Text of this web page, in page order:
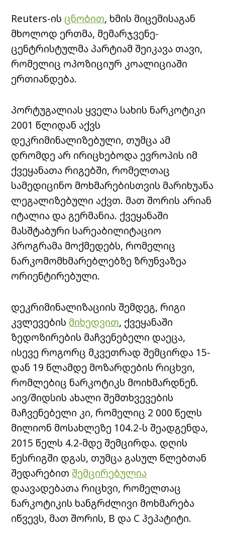
Reuters-ის ცნობით, ხმის მიცემისაგან
მხოლოდ ერთმა, მემარჯვენე-
ცენტრისტულმა პარტიამ შეიკავა თავი,
რომელიც ოპოზიციურ კოალიციაში
ერთიანდება.
პორტუგალიას ყველა სახის ნარკოტიკი
2001 წლიდან აქვს
დეკრიმინალიზებული, თუმცა ამ
დრომდე არ ირიცხებოდა ევროპის იმ
ქვეყანათა რიგებში, რომელთაც
სამედიცინო მოხმარებისთვის მარიხუანა
ლეგალიზებული აქვთ. მათ შორის არიან
იტალია და გერმანია. ქვეყანაში
მასშტაბური სარეაბილიტაციო
პროგრამა მოქმედებს, რომელიც
ნარკომომხმარებლებზე ზრუნვაზეა
ორიენტირებული.
დეკრიმინალიზაციის შემდეგ, რიგი
კვლევების მიხედვით, ქვეყანაში
ზედოზირების მაჩვენებელი დაეცა,
ისევე როგორც მკვეთრად შემცირდა 15-
დან 19 წლამდე მოზარდების რიცხვი,
რომლებიც ნარკოტიკს მოიხმარდნენ.
აივ/შიდსის ახალი შემთხვევების
მაჩვენებელი კი, რომელიც 2 000 წელს
მილიონ მოსახლეზე 104.2-ს შეადგენდა,
2015 წელს 4.2-მდე შემცირდა. დღის
წესრიგში დგას, თუმცა გასულ წლებთან
შედარებითშემცირებულია
დაავადებათა რიცხვი, რომელთაც
ნარკოტიკის ხანგრძლივი მოხმარება
იწვევს, მათ შორის, B და C ჰეპატიტი.